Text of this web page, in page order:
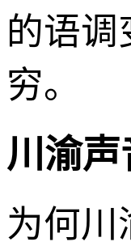
的语
穷。
川渝
为何川